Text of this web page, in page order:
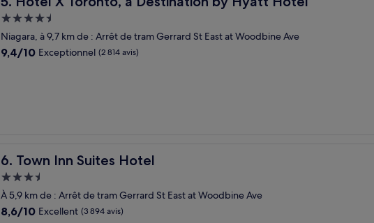
Hébergement
4.5 étoiles
Niagara, à 9,7 km de : Arrêt de tram Gerrard St East at Woodbine Ave
9.4
9,4/10 Exceptionnel (2 814 avis)
6. Town Inn Suites Hotel
Town Inn Suites Hotel
Hébergement
3.5 étoiles
À 5,9 km de : Arrêt de tram Gerrard St East at Woodbine Ave
8.6
8,6/10 Excellent (3 894 avis)